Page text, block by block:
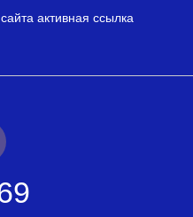
активная ссылка